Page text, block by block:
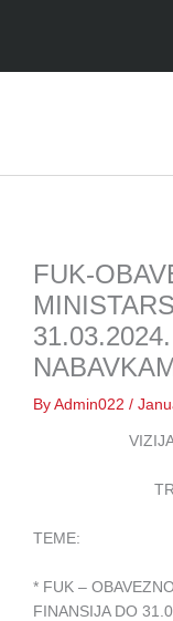
FUK-
ByAdmin022/
TEME:
* FUK –
FINANSIJA DO